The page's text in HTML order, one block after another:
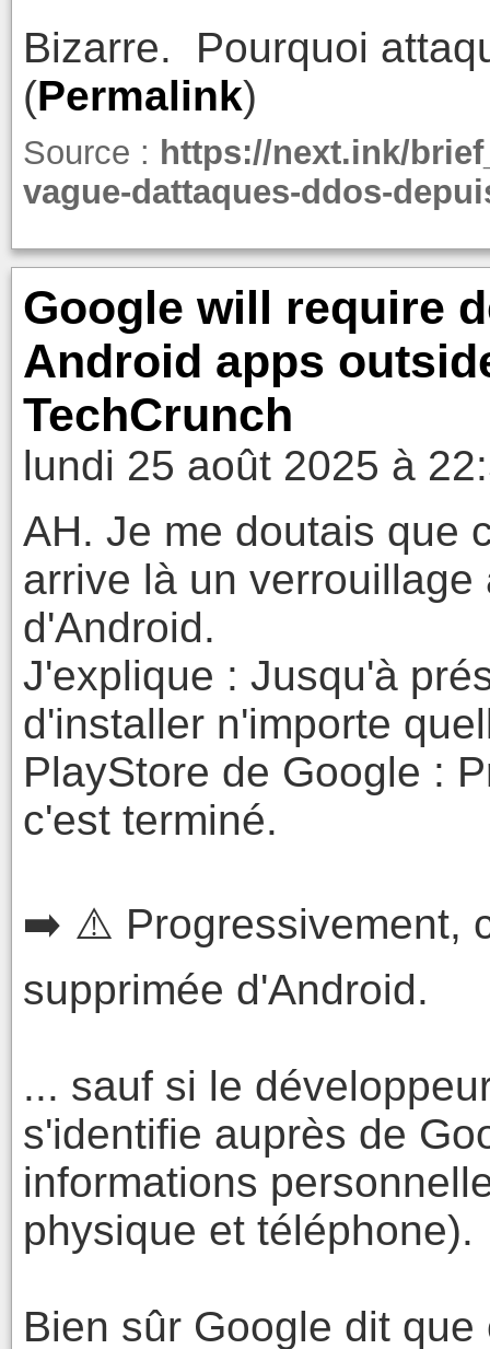
Bizarre. Pourquoi
(Permalink)
Source : https://next.ink/
vague-dattaques-ddos-
Google will require
Android apps
TechCrunch
lundi 25 août 2025 à
AH. Je me doutais que
arrive là un
d'Android.
J'explique : Jusqu'à
d'installer n'importe
PlayStore de Google :
c'est terminé.
➡️ ⚠️ Progressivement,
supprimée d'Android.
... sauf si le
s'identifie auprès de
informations
physique et téléphone).
Bien sûr Google dit